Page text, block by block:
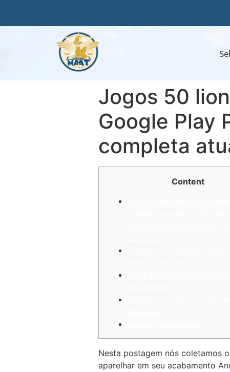
Jogos 50
Google Play
completa
Content
Nesta postagem nós coletamos
aparelhar em seu acabamento